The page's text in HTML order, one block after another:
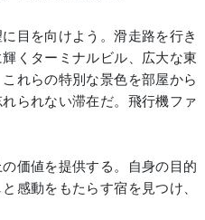
目を向けよう。滑走路を行き
くターミナルビル、広大な東
れらの特別な景色を部屋から
られない滞在だ。飛行機ファ
価値を提供する。自身の目的
感動をもたらす宿を見つけ、